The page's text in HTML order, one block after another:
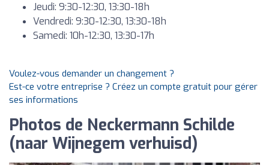
Jeudi: 9:30-12:30, 13:30-18h
Vendredi: 9:30-12:30, 13:30-18h
Samedi: 10h-12:30, 13:30-17h
Voulez-vous demander un changement ?
Est-ce votre entreprise ? Créez un compte gratuit pour gérer
ses informations
Photos de Neckermann Schilde
(naar Wijnegem verhuisd)